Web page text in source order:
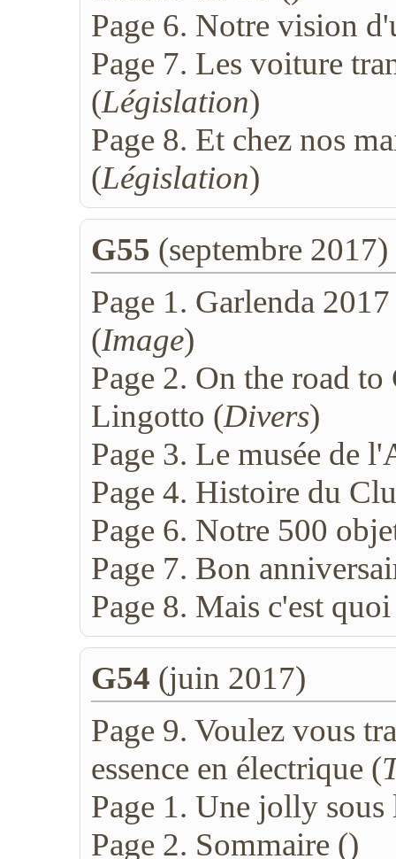
Page 6. Notre vision
Page 7. Les voiture
(Législation)
Page 8. Et chez nos
(Législation)
G55 (septembre 2017)
Page 1. Garlenda
(Image)
Page 2. On the road to
Lingotto (Divers)
Page 3. Le musée de
Page 4. Histoire du
Page 6. Notre 500
Page 7. Bon
Page 8. Mais c'est
G54 (juin 2017)
Page 9. Voulez vous
essence en électrique (
Page 1. Une jolly
Page 2. Sommaire ()